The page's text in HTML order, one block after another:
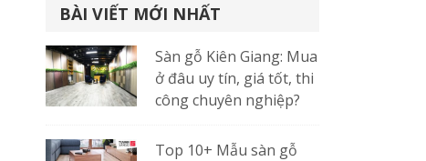
BÀI VIẾT MỚI NHẤT
Sàn gỗ Kiên Giang: Mua
ở đâu uy tín, giá tốt, thi
công chuyên nghiệp?
Top 10+ Mẫu sàn gỗ